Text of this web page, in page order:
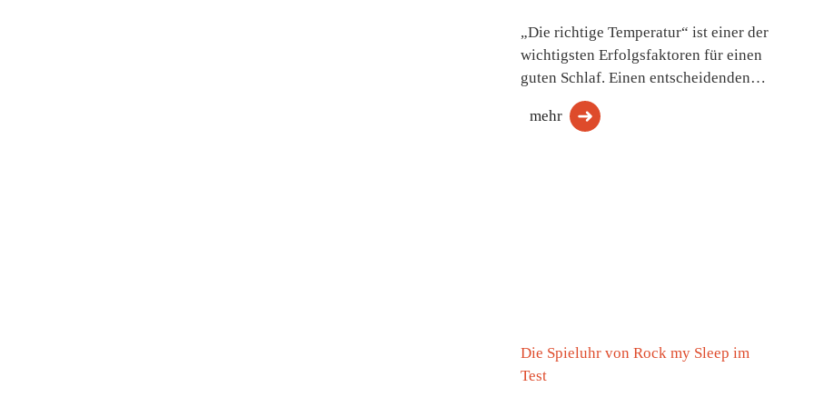
„Die richtige Temperatur“ ist einer der
wichtigsten Erfolgsfaktoren für einen
guten Schlaf. Einen entscheidenden…
mehr
Die Spieluhr von Rock my Sleep im
Test